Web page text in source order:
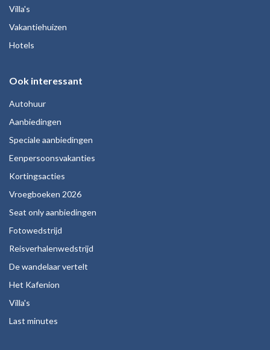
Villa's
Vakantiehuizen
Hotels
Ook interessant
Autohuur
Aanbiedingen
Speciale aanbiedingen
Eenpersoonsvakanties
Kortingsacties
Vroegboeken 2026
Seat only aanbiedingen
Fotowedstrijd
Reisverhalenwedstrijd
De wandelaar vertelt
Het Kafenion
Villa's
Last minutes